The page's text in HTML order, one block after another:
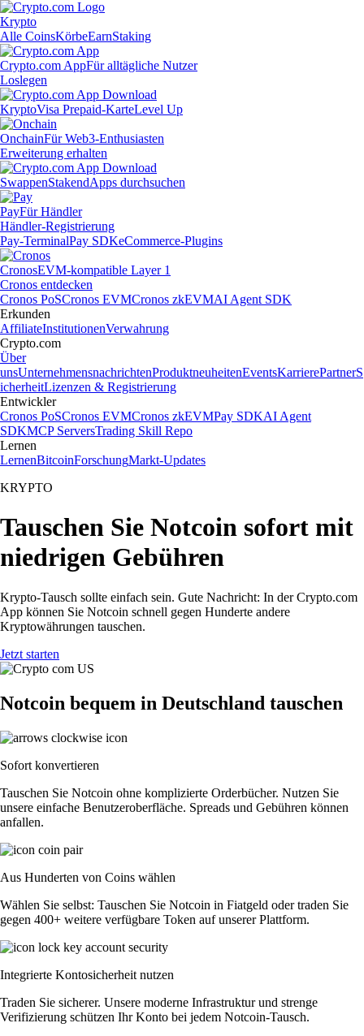
Krypto
Alle CoinsKörbeEarnStaking
Crypto.com AppFür alltägliche Nutzer
Loslegen
KryptoVisa Prepaid-KarteLevel Up
OnchainFür Web3-Enthusiasten
Erweiterung erhalten
SwappenStakendApps durchsuchen
PayFür Händler
Händler-Registrierung
Pay-TerminalPay SDKeCommerce-Plugins
CronosEVM-kompatible Layer 1
Cronos entdecken
Cronos PoSCronos EVMCronos zkEVMAI Agent SDK
Erkunden
AffiliateInstitutionenVerwahrung
Crypto.com
Über
unsUnternehmensnachrichtenProduktneuheitenEventsKarrierePartnerS
icherheitLizenzen & Registrierung
Entwickler
Cronos PoSCronos EVMCronos zkEVMPay SDKAI Agent
SDKMCP ServersTrading Skill Repo
Lernen
LernenBitcoinForschungMarkt-Updates
KRYPTO
Tauschen Sie Notcoin sofort mit
niedrigen Gebühren
Krypto-Tausch sollte einfach sein. Gute Nachricht: In der Crypto.com
App können Sie Notcoin schnell gegen Hunderte andere
Kryptowährungen tauschen.
Jetzt starten
Notcoin bequem in Deutschland tauschen
Sofort konvertieren
Tauschen Sie Notcoin ohne komplizierte Orderbücher. Nutzen Sie
unsere einfache Benutzeroberfläche. Spreads und Gebühren können
anfallen.
Aus Hunderten von Coins wählen
Wählen Sie selbst: Tauschen Sie Notcoin in Fiatgeld oder traden Sie
gegen 400+ weitere verfügbare Token auf unserer Plattform.
Integrierte Kontosicherheit nutzen
Traden Sie sicherer. Unsere moderne Infrastruktur und strenge
Verifizierung schützen Ihr Konto bei jedem Notcoin-Tausch.